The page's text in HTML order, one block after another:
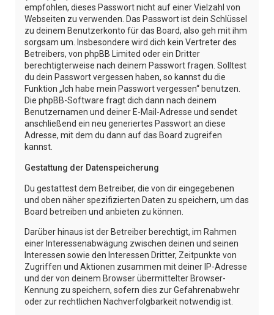
empfohlen, dieses Passwort nicht auf einer Vielzahl von
Webseiten zu verwenden. Das Passwort ist dein Schlüssel
zu deinem Benutzerkonto für das Board, also geh mit ihm
sorgsam um. Insbesondere wird dich kein Vertreter des
Betreibers, von phpBB Limited oder ein Dritter
berechtigterweise nach deinem Passwort fragen. Solltest
du dein Passwort vergessen haben, so kannst du die
Funktion „Ich habe mein Passwort vergessen“ benutzen.
Die phpBB-Software fragt dich dann nach deinem
Benutzernamen und deiner E-Mail-Adresse und sendet
anschließend ein neu generiertes Passwort an diese
Adresse, mit dem du dann auf das Board zugreifen
kannst.
Gestattung der Datenspeicherung
Du gestattest dem Betreiber, die von dir eingegebenen
und oben näher spezifizierten Daten zu speichern, um das
Board betreiben und anbieten zu können.
Darüber hinaus ist der Betreiber berechtigt, im Rahmen
einer Interessenabwägung zwischen deinen und seinen
Interessen sowie den Interessen Dritter, Zeitpunkte von
Zugriffen und Aktionen zusammen mit deiner IP-Adresse
und der von deinem Browser übermittelter Browser-
Kennung zu speichern, sofern dies zur Gefahrenabwehr
oder zur rechtlichen Nachverfolgbarkeit notwendig ist.